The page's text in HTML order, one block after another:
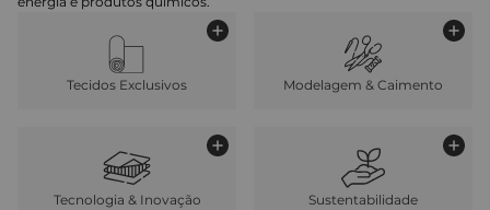
Tecidos Exclusivos Modelagem & Caimento
Tecnologia & Inovação Sustentabilidade